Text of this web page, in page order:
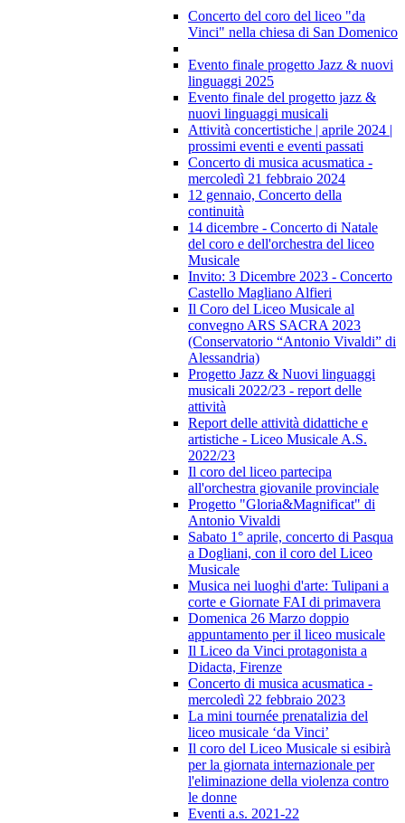
Concerto del coro del liceo "da
Vinci" nella chiesa di San Domenico
Evento finale progetto Jazz & nuovi
linguaggi 2025
Evento finale del progetto jazz &
nuovi linguaggi musicali
Attività concertistiche | aprile 2024 |
prossimi eventi e eventi passati
Concerto di musica acusmatica -
mercoledì 21 febbraio 2024
12 gennaio, Concerto della
continuità
14 dicembre - Concerto di Natale
del coro e dell'orchestra del liceo
Musicale
Invito: 3 Dicembre 2023 - Concerto
Castello Magliano Alfieri
Il Coro del Liceo Musicale al
convegno ARS SACRA 2023
(Conservatorio “Antonio Vivaldi” di
Alessandria)
Progetto Jazz & Nuovi linguaggi
musicali 2022/23 - report delle
attività
Report delle attività didattiche e
artistiche - Liceo Musicale A.S.
2022/23
Il coro del liceo partecipa
all'orchestra giovanile provinciale
Progetto "Gloria&Magnificat" di
Antonio Vivaldi
Sabato 1° aprile, concerto di Pasqua
a Dogliani, con il coro del Liceo
Musicale
Musica nei luoghi d'arte: Tulipani a
corte e Giornate FAI di primavera
Domenica 26 Marzo doppio
appuntamento per il liceo musicale
Il Liceo da Vinci protagonista a
Didacta, Firenze
Concerto di musica acusmatica -
mercoledì 22 febbraio 2023
La mini tournée prenatalizia del
liceo musicale ‘da Vinci’
Il coro del Liceo Musicale si esibirà
per la giornata internazionale per
l'eliminazione della violenza contro
le donne
Eventi a.s. 2021-22